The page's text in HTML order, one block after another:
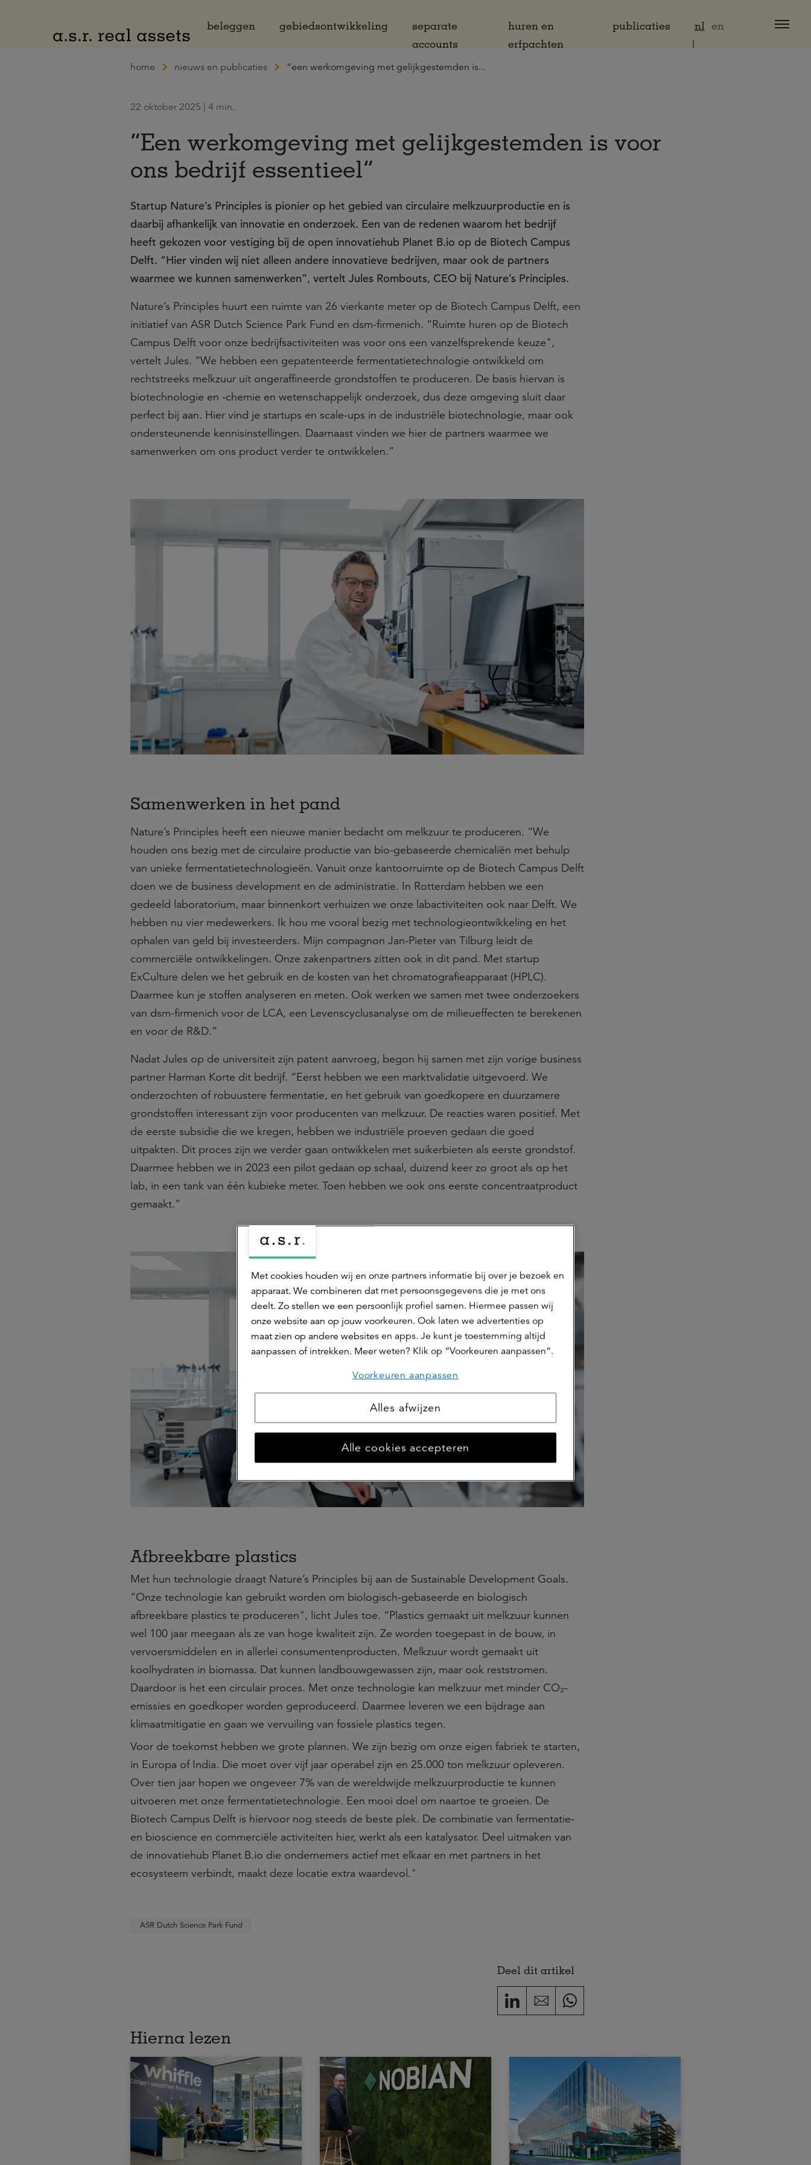
beleggen
gebiedsontwikkeling
separate
accounts
huren en
erfpachten
publicaties nl en
home nieuws en publicaties “een werkomgeving met gelijkgestemden is...
22 oktober 2025 | 4 min.
“Een werkomgeving met gelijkgestemden is voor
ons bedrijf essentieel”
Startup Nature’s Principles is pionier op het gebied van circulaire melkzuurproductie en is
daarbij afhankelijk van innovatie en onderzoek. Een van de redenen waarom het bedrijf
heeft gekozen voor vestiging bij de open innovatiehub Planet B.io op de Biotech Campus
Delft. “Hier vinden wij niet alleen andere innovatieve bedrijven, maar ook de partners
waarmee we kunnen samenwerken”, vertelt Jules Rombouts, CEO bij Nature’s Principles.
Nature’s Principles huurt een ruimte van 26 vierkante meter op de Biotech Campus Delft, een
initiatief van ASR Dutch Science Park Fund en dsm-firmenich. “Ruimte huren op de Biotech
Campus Delft voor onze bedrijfsactiviteiten was voor ons een vanzelfsprekende keuze",
vertelt Jules. “We hebben een gepatenteerde fermentatietechnologie ontwikkeld om
rechtstreeks melkzuur uit ongeraffineerde grondstoffen te produceren. De basis hiervan is
biotechnologie en -chemie en wetenschappelijk onderzoek, dus deze omgeving sluit daar
perfect bij aan. Hier vind je startups en scale-ups in de industriële biotechnologie, maar ook
ondersteunende kennisinstellingen. Daarnaast vinden we hier de partners waarmee we
samenwerken om ons product verder te ontwikkelen.”
Samenwerken in het pand
Nature’s Principles heeft een nieuwe manier bedacht om melkzuur te produceren. “We
houden ons bezig met de circulaire productie van bio-gebaseerde chemicaliën met behulp
van unieke fermentatietechnologieën. Vanuit onze kantoorruimte op de Biotech Campus Delft
doen we de business development en de administratie. In Rotterdam hebben we een
gedeeld laboratorium, maar binnenkort verhuizen we onze labactiviteiten ook naar Delft. We
hebben nu vier medewerkers. Ik hou me vooral bezig met technologieontwikkeling en het
ophalen van geld bij investeerders. Mijn compagnon Jan-Pieter van Tilburg leidt de
commerciële ontwikkelingen. Onze zakenpartners zitten ook in dit pand. Met startup
ExCulture delen we het gebruik en de kosten van het chromatografieapparaat (HPLC).
Daarmee kun je stoffen analyseren en meten. Ook werken we samen met twee onderzoekers
van dsm-firmenich voor de LCA, een Levenscyclusanalyse om de milieueffecten te berekenen
en voor de R&D.”
Nadat Jules op de universiteit zijn patent aanvroeg, begon hij samen met zijn vorige business
partner Harman Korte dit bedrijf. “Eerst hebben we een marktvalidatie uitgevoerd. We
onderzochten of robuustere fermentatie, en het gebruik van goedkopere en duurzamere
grondstoffen interessant zijn voor producenten van melkzuur. De reacties waren positief. Met
de eerste subsidie die we kregen, hebben we industriële proeven gedaan die goed
uitpakten. Dit proces zijn we verder gaan ontwikkelen met suikerbieten als eerste grondstof.
Daarmee hebben we in 2023 een pilot gedaan op schaal, duizend keer zo groot als op het
lab, in een tank van één kubieke meter. Toen hebben we ook ons eerste concentraatproduct
gemaakt.”
Afbreekbare plastics
Met hun technologie draagt Nature’s Principles bij aan de Sustainable Development Goals.
“Onze technologie kan gebruikt worden om biologisch-gebaseerde en biologisch
afbreekbare plastics te produceren", licht Jules toe. “Plastics gemaakt uit melkzuur kunnen
wel 100 jaar meegaan als ze van hoge kwaliteit zijn. Ze worden toegepast in de bouw, in
vervoersmiddelen en in allerlei consumentenproducten. Melkzuur wordt gemaakt uit
koolhydraten in biomassa. Dat kunnen landbouwgewassen zijn, maar ook reststromen.
Daardoor is het een circulair proces. Met onze technologie kan melkzuur met minder CO₂-
emissies en goedkoper worden geproduceerd. Daarmee leveren we een bijdrage aan
klimaatmitigatie en gaan we vervuiling van fossiele plastics tegen.
Voor de toekomst hebben we grote plannen. We zijn bezig om onze eigen fabriek te starten,
in Europa of India. Die moet over vijf jaar operabel zijn en 25.000 ton melkzuur opleveren.
Over tien jaar hopen we ongeveer 7% van de wereldwijde melkzuurproductie te kunnen
uitvoeren met onze fermentatietechnologie. Een mooi doel om naartoe te groeien. De
Biotech Campus Delft is hiervoor nog steeds de beste plek. De combinatie van fermentatie-
en bioscience en commerciële activiteiten hier, werkt als een katalysator. Deel uitmaken van
de innovatiehub Planet B.io die ondernemers actief met elkaar en met partners in het
ecosysteem verbindt, maakt deze locatie extra waardevol."
ASR Dutch Science Park Fund
Deel dit artikel
Hierna lezen
Met cookies houden wij en onze partners informatie bij over je bezoek en
apparaat. We combineren dat met persoonsgegevens die je met ons
deelt. Zo stellen we een persoonlijk profiel samen. Hiermee passen wij
onze website aan op jouw voorkeuren. Ook laten we advertenties op
maat zien op andere websites en apps. Je kunt je toestemming altijd
aanpassen of intrekken. Meer weten? Klik op “Voorkeuren aanpassen”.
Voorkeuren aanpassen
Alles afwijzen
Alle cookies accepteren